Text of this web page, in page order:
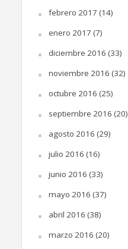
febrero 2017 (14)
enero 2017 (7)
diciembre 2016 (33)
noviembre 2016 (32)
octubre 2016 (25)
septiembre 2016 (20)
agosto 2016 (29)
julio 2016 (16)
junio 2016 (33)
mayo 2016 (37)
abril 2016 (38)
marzo 2016 (20)